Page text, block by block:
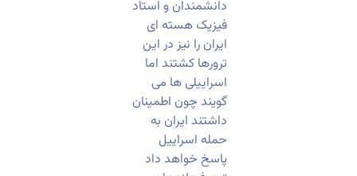
دانشمندان و استاد
فیزیک هسته ای
ایران را نیز در این
ترورها کشتند اما
اسراییلی ها می
گویند چون اطمینان
داشتند ایران به
حمله اسراییل
پاسخ خواهد داد